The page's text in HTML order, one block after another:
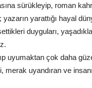
sürükleyip, roman
yarattığı hayal
duyguları,
uyumaktan çok daha
merak uyandıran ve